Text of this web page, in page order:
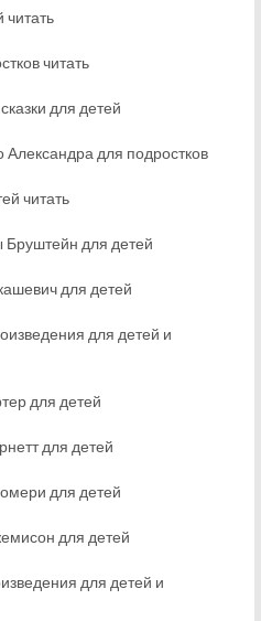
читать
читать
для детей
Александра для подростков
читать
для детей
для детей
для детей и
для детей
для детей
для детей
для детей
для детей и